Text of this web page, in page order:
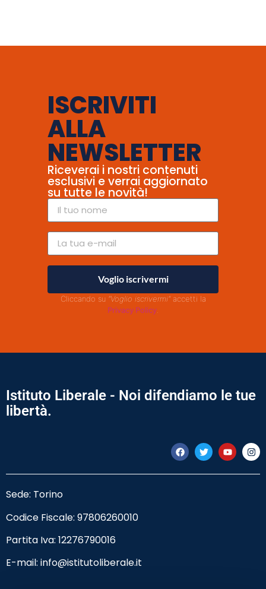
ISCRIVITI
ALLA
NEWSLETTER
Riceverai i nostri contenuti
esclusivi e verrai aggiornato
su tutte le novità!
Voglio iscrivermi
Cliccando su "Voglio iscrivermi"accetti la
Privacy Policy
Istituto Liberale - Noi difendiamo le tue
libertà.
Sede: Torino
Codice Fiscale: 97806260010
Partita Iva: 12276790016
E-mail: info@istitutoliberale.it